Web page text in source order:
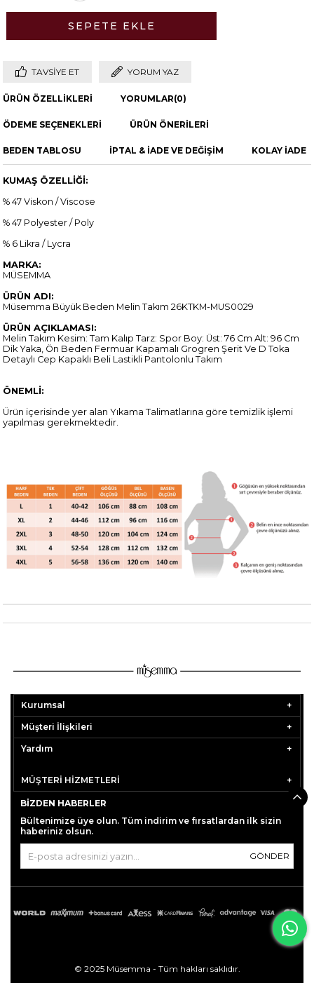
TAVSIYE ET YORUM YAZ
ÜRÜN ÖZELLIKLERI YORUMLAR(0)
ÖDEME SEÇENEKLERI ÜRÜN ÖNERILERI
BEDEN TABLOSU İPTAL & İADE VE DEĞİŞİM KOLAY İADE
KUMAŞ ÖZELLİĞİ:
% 47 Viskon / Viscose
% 47 Polyester / Poly
% 6 Likra / Lycra
MARKA:
MÜSEMMA
ÜRÜN ADI:
Müsemma Büyük Beden Melin Takım 26KTKM-MUS0029
ÜRÜN AÇIKLAMASI:
Melin Takım Kesim: Tam Kalıp Tarz: Spor Boy: Üst: 76 Cm Alt: 96 Cm
Dik Yaka, Ön Beden Fermuar Kapamalı Grogren Şerit Ve D Toka
Detaylı Cep Kapaklı Beli Lastikli Pantolonlu Takım
ÖNEMLİ:
Ürün içerisinde yer alan Yıkama Talimatlarına göre temizlik işlemi
yapılması gerekmektedir.
Kurumsal
Müşteri İlişkileri
Yardım
MÜŞTERİ HİZMETLERİ
BIZDEN HABERLER
Bültenimize üye olun. Tüm indirim ve fırsatlardan ilk sizin
haberiniz olsun.
GÖNDER
© 2025 Müsemma - Tüm hakları saklıdır.